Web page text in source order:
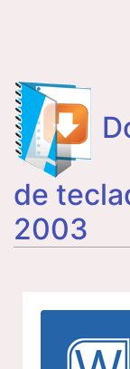
de
2003